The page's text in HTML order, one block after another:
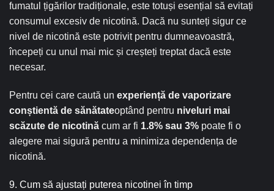
fumatul țigărilor tradiționale, este totuși esențial să evitați
consumul excesiv de nicotină. Dacă nu sunteți sigur ce
nivel de nicotină este potrivit pentru dumneavoastră,
începeți cu unul mai mic și creșteți treptat dacă este
necesar.
Pentru cei care caută un experiență de vaporizare
conștientă de sănătateoptând pentru niveluri mai
scăzute de nicotină cum ar fi 1.8% sau 3% poate fi o
alegere mai sigură pentru a minimiza dependența de
nicotină.
9. Cum să ajustați puterea nicotinei în timp